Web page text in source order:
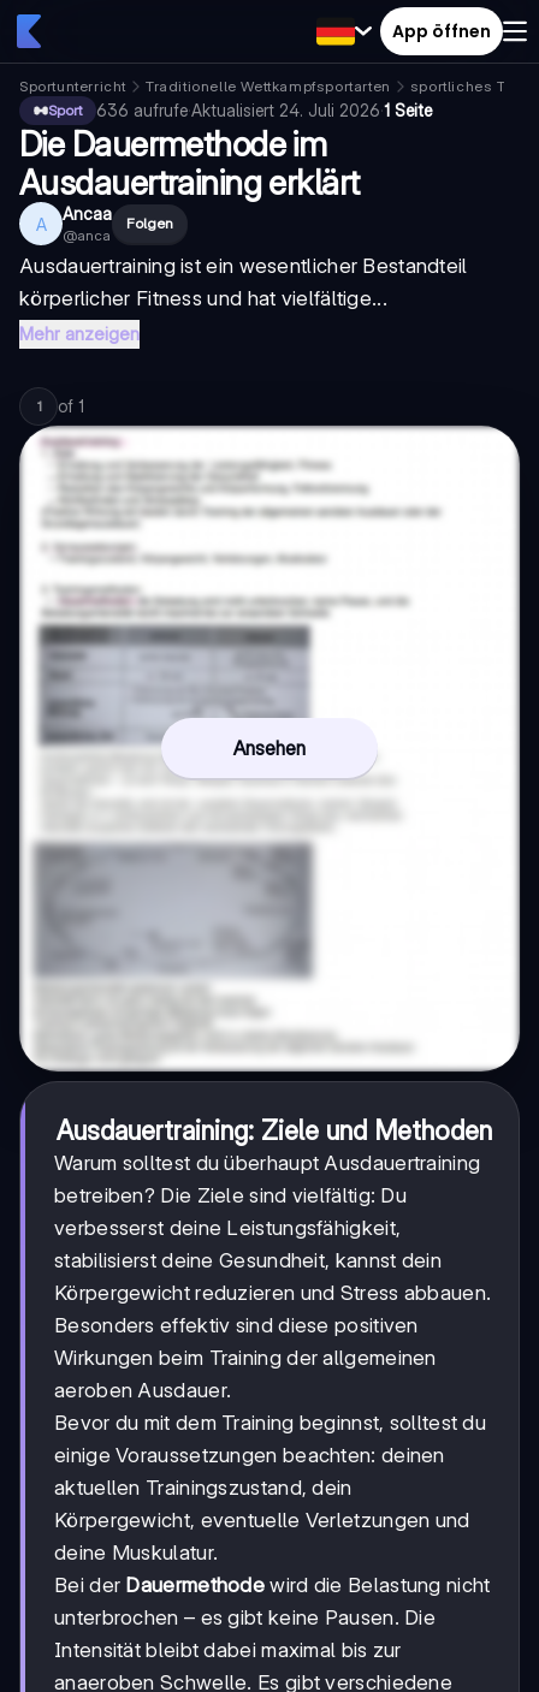
App öffnen
Sportunterricht Traditionelle Wettkampfsportarten
sportliches
Sport
636 aufrufe·Aktualisiert 24. Juli 2026·1 Seite
Die Dauermethode im
Ausdauertraining erklärt
A Ancaa
@anca
Folgen
Ausdauertraining ist ein wesentlicher Bestandteil
körperlicher Fitness und hat vielfältige...
Mehr anzeigen
1 of 1
Ansehen
Ausdauertraining: Ziele und Methoden
Warum solltest du überhaupt Ausdauertraining
betreiben? Die Ziele sind vielfältig: Du
verbesserst deine Leistungsfähigkeit,
stabilisierst deine Gesundheit, kannst dein
Körpergewicht reduzieren und Stress abbauen.
Besonders effektiv sind diese positiven
Wirkungen beim Training der allgemeinen
aeroben Ausdauer.
Bevor du mit dem Training beginnst, solltest du
einige Voraussetzungen beachten: deinen
aktuellen Trainingszustand, dein
Körpergewicht, eventuelle Verletzungen und
deine Muskulatur.
Bei der Dauermethode wird die Belastung nicht
unterbrochen – es gibt keine Pausen. Die
Intensität bleibt dabei maximal bis zur
anaeroben Schwelle. Es gibt verschiedene